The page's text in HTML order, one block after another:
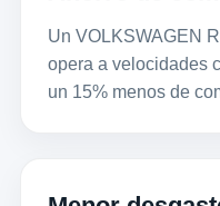
Un VOLKSWAGEN
opera a velocidades
un 15% menos de